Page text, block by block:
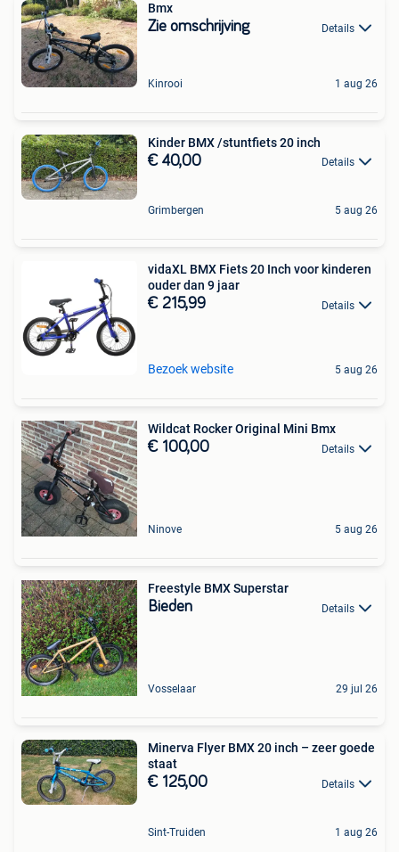
Bmx
Zie omschrijving Details
Kinrooi 1 aug 26
Kinder BMX /stuntfiets 20 inch
€ 40,00 Details
Grimbergen 5 aug 26
vidaXL BMX Fiets 20 Inch voor kinderen
ouder dan 9 jaar
€ 215,99 Details
Bezoek website 5 aug 26
Wildcat Rocker Original Mini Bmx
€ 100,00 Details
Ninove 5 aug 26
Freestyle BMX Superstar
Bieden Details
Vosselaar 29 jul 26
Minerva Flyer BMX 20 inch – zeer goede
staat
€ 125,00 Details
Sint-Truiden 1 aug 26